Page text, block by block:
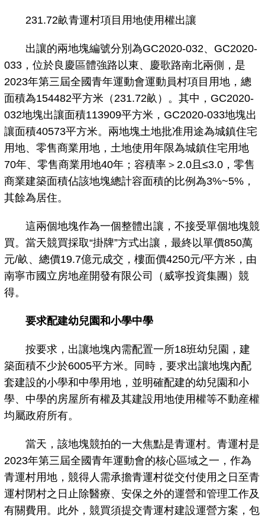
231.72畝青運村項目用地使用權出讓
出讓的兩地塊編號分別為GC2020-032、GC2020-
033，位於良慶區體強路以東、慶歌路南北兩側，是
2023年第三屆全國青年運動會運動員村項目用地，總
面積為154482平方米（231.72畝）。其中，GC2020-
032地塊出讓面積113909平方米，GC2020-033地塊出
讓面積40573平方米。兩地塊土地批准用途為城鎮住宅
用地、零售商業用地，土地使用年限為城鎮住宅用地
70年、零售商業用地40年；容積率＞2.0且≤3.0，零售
商業建築面積佔該地塊總計容面積的比例為3%~5%，
其餘為居住。
這兩個地塊作為一個整體出讓，不接受單個地塊競
買。當天競買採取“掛牌”方式出讓，最終以單價850萬
元/畝、總價19.7億元成交，樓面價4250元/平方米，由
南寧市國立房地産開發有限公司（威寧投資集團）競
得。
要求配建幼兒園和小學中學
按要求，出讓地塊內需配置一所18班幼兒園，建
築面積不少於6005平方米。同時，要求出讓地塊內配
套建設的小學和中學用地，並明確配建的幼兒園和小
學、中學的房屋所有權及其建設用地使用權等不動産權
均屬政府所有。
當天，該地塊競拍的一大焦點是青運村。青運村是
2023年第三屆全國青年運動會的核心區域之一，作為
青運村用地，競得人需承擔青運村從交付使用之日至青
運村閉村之日止除醫療、安保之外的運營和管理工作及
有關費用。此外，競買須提交青運村建設運營方案，包